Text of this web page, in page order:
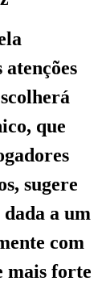
atenções
que
sugere
a um
com
mais forte